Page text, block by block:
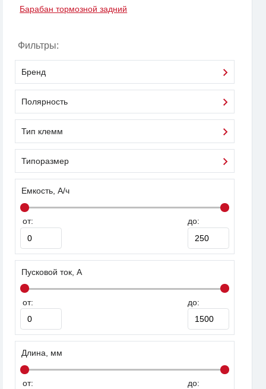
Барабан тормозной задний
Фильтры:
Бренд
Полярность
Тип клемм
Типоразмер
Емкость, А/ч
от: до:
Пусковой ток, А
от: до:
Длина, мм
от: до: